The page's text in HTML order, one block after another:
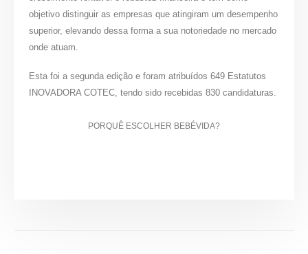
objetivo distinguir as empresas que atingiram um desempenho
superior, elevando dessa forma a sua notoriedade no mercado
onde atuam.
Esta foi a segunda edição e foram atribuídos 649 Estatutos
INOVADORA COTEC, tendo sido recebidas 830 candidaturas.
PORQUÊ ESCOLHER BEBÉVIDA?